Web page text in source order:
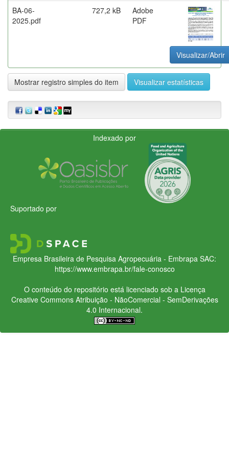
BA-06-
2025.pdf
727,2 kB
Adobe
PDF
Visualizar/Abrir
Mostrar registro simples do item Visualizar estatísticas
Indexado por
Suportado por
Empresa Brasileira de Pesquisa Agropecuária - Embrapa SAC:
https://www.embrapa.br/fale-conosco
O conteúdo do repositório está licenciado sob a Licença
Creative CommonsAtribuição - NãoComercial - SemDerivações
4.0 Internacional.